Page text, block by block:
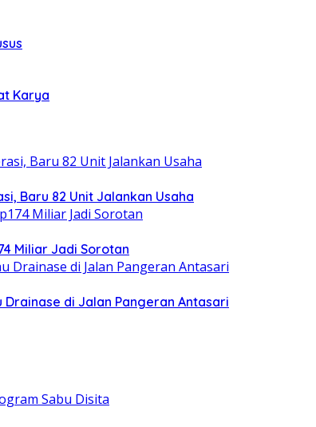
Karya
Baru 82 Unit Jalankan Usaha
Miliar Jadi Sorotan
Drainase di Jalan Pangeran Antasari